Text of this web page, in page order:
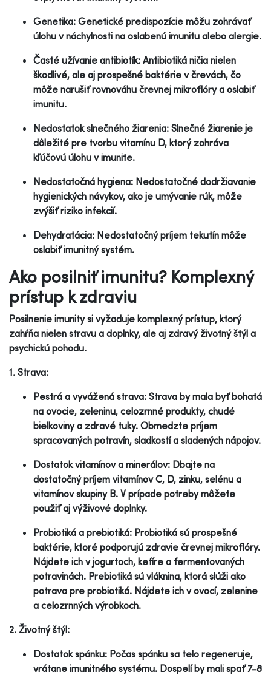
Genetika: Genetické predispozície môžu zohrávať
úlohu v náchylnosti na oslabenú imunitu alebo alergie.
Časté užívanie antibiotík: Antibiotiká ničia nielen
škodlivé, ale aj prospešné baktérie v črevách, čo
môže narušiť rovnováhu črevnej mikroflóry a oslabiť
imunitu.
Nedostatok slnečného žiarenia: Slnečné žiarenie je
dôležité pre tvorbu vitamínu D, ktorý zohráva
kľúčovú úlohu v imunite.
Nedostatočná hygiena: Nedostatočné dodržiavanie
hygienických návykov, ako je umývanie rúk, môže
zvýšiť riziko infekcií.
Dehydratácia: Nedostatočný príjem tekutín môže
oslabiť imunitný systém.
Ako posilniť imunitu? Komplexný
prístup k zdraviu
Posilnenie imunity si vyžaduje komplexný prístup, ktorý
zahŕňa nielen stravu a doplnky, ale aj zdravý životný štýl a
psychickú pohodu.
1. Strava:
Pestrá a vyvážená strava: Strava by mala byť bohatá
na ovocie, zeleninu, celozrnné produkty, chudé
bielkoviny a zdravé tuky. Obmedzte príjem
spracovaných potravín, sladkostí a sladených nápojov.
Dostatok vitamínov a minerálov: Dbajte na
dostatočný príjem vitamínov C, D, zinku, selénu a
vitamínov skupiny B. V prípade potreby môžete
použiť aj výživové doplnky.
Probiotiká a prebiotiká: Probiotiká sú prospešné
baktérie, ktoré podporujú zdravie črevnej mikroflóry.
Nájdete ich v jogurtoch, kefíre a fermentovaných
potravinách. Prebiotiká sú vláknina, ktorá slúži ako
potrava pre probiotiká. Nájdete ich v ovocí, zelenine
a celozrnných výrobkoch.
2. Životný štýl:
Dostatok spánku: Počas spánku sa telo regeneruje,
vrátane imunitného systému. Dospelí by mali spať 7-8